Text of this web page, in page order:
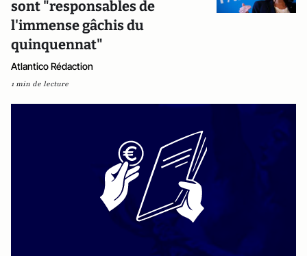
sont "responsables de
l'immense gâchis du
quinquennat"
Atlantico Rédaction
1 min de lecture